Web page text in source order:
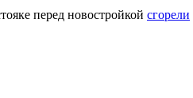
перед новостройкой сгорели